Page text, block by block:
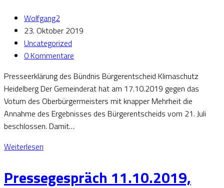
Wolfgang2
23. Oktober 2019
Uncategorized
0 Kommentare
Presseerklärung des Bündnis Bürgerentscheid Klimaschutz
Heidelberg Der Gemeinderat hat am 17.10.2019 gegen das
Votum des Oberbürgermeisters mit knapper Mehrheit die
Annahme des Ergebnisses des Bürgerentscheids vom 21. Juli
beschlossen. Damit…
Weiterlesen
Pressegespräch 11.10.2019,